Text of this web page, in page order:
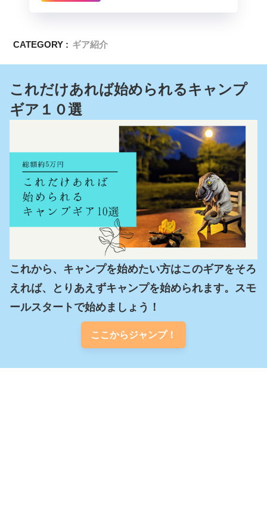
CATEGORY : ギア紹介
これだけあれば始められるキャンプ
ギア１０選
これから、キャンプを始めたい方はこのギアをそろ
えれば、とりあえずキャンプを始められます。スモ
ールスタートで始めましょう！
ここからジャンプ！